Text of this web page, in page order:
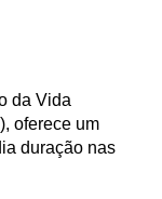
da Vida
oferece um
duração nas